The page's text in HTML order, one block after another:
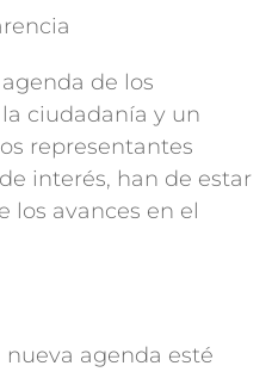
de los
ciudadanía y un
representantes
interés, han de estar
los avances en el
agenda esté